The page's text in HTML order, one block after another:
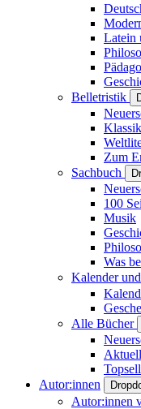
Latein
Belletristik
Zum
Sachbuch
100
Musik
Was
Kalender
Alle Bücher
Autor:innen
Autor:innen